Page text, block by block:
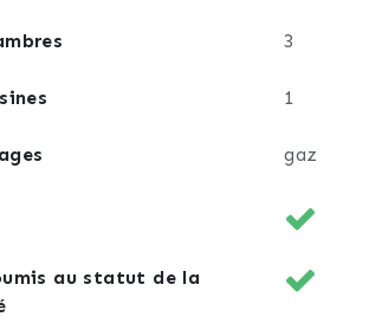
3
1
gaz
au statut de la